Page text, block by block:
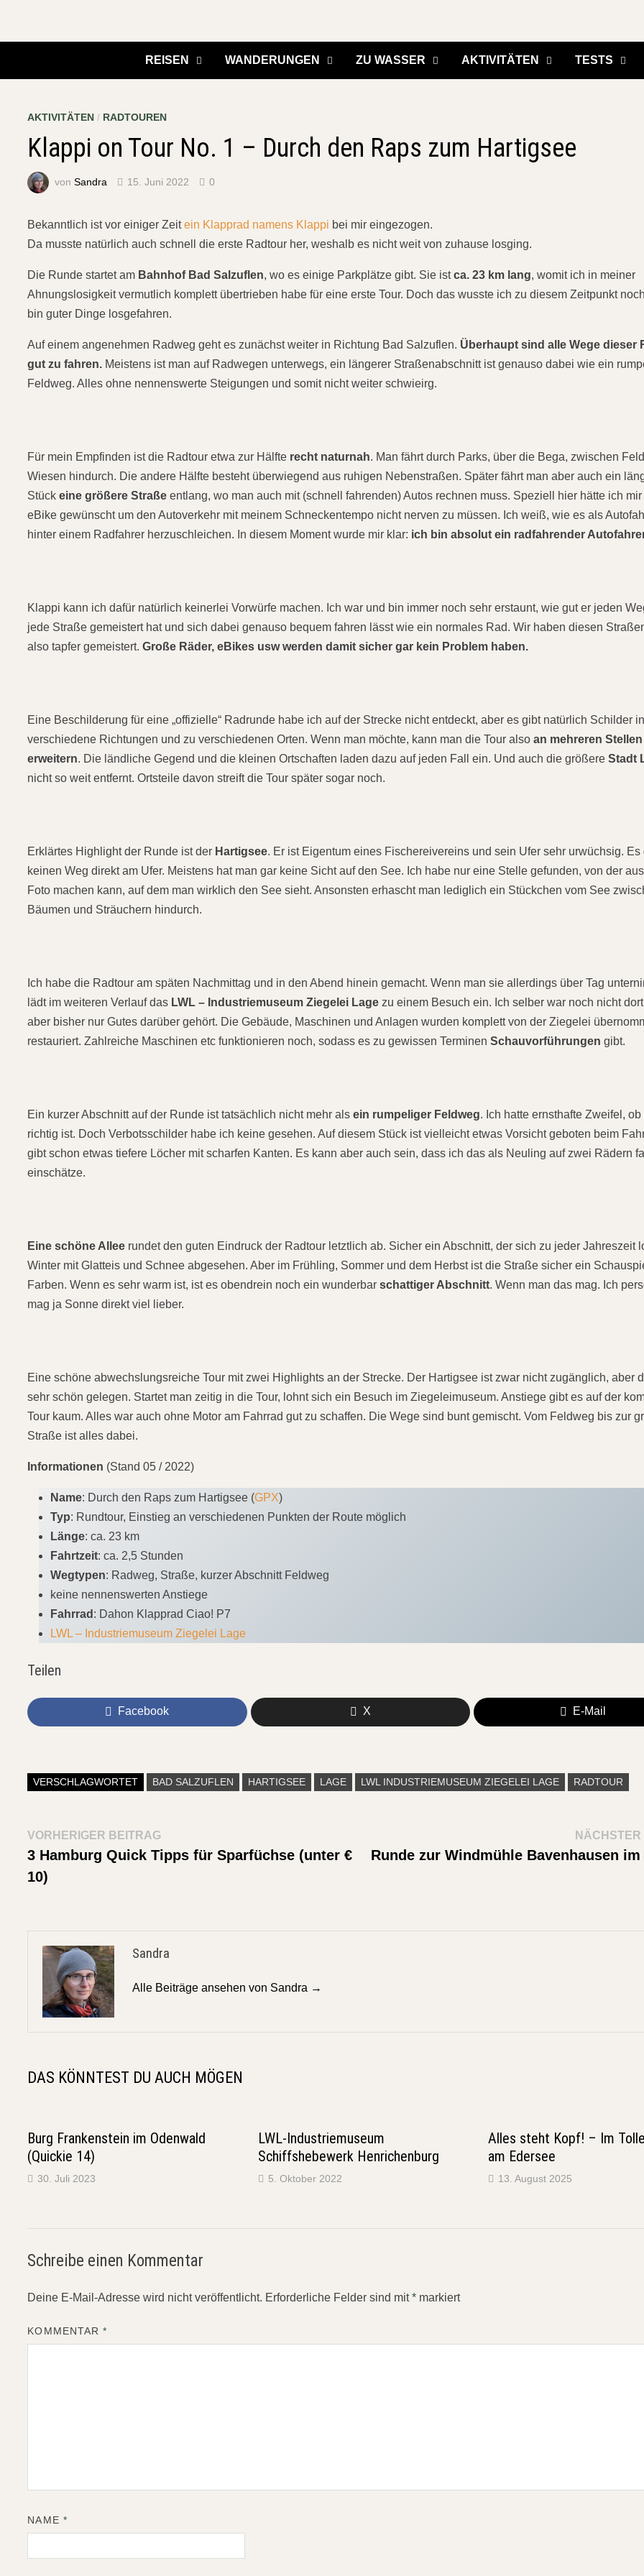
Inhalt
REISEN
WANDERUNGEN ZU WASSER AKTIVITÄTEN TESTS
AKTIVITÄTEN / RADTOUREN
Klappi on Tour No. 1 – Durch den Raps zum Hartigsee
vonSandra 15. Juni 2022 0
Bekanntlich ist vor einiger Zeitein Klapprad namens Klappi bei mir eingezogen.
Da musste natürlich auch schnell die erste Radtour her, weshalb es nicht weit von zuhause losging.
Die Runde startet am Bahnhof Bad Salzuflen, wo es einige Parkplätze gibt. Sie istca. 23 km lang, womit ich in meiner
Ahnungslosigkeit vermutlich komplett übertrieben habe für eine erste Tour. Doch das wusste ich zu diesem Zeitpunkt
bin guter Dinge losgefahren.
Auf einem angenehmen Radweg geht es zunächst weiter in Richtung Bad Salzuflen. Überhaupt sind alle Wege dieser
gut zu fahren. Meistens ist man auf Radwegen unterwegs, ein längerer Straßenabschnitt ist genauso dabei wie ein
Feldweg. Alles ohne nennenswerte Steigungen und somit nicht weiter schwieirg.
Für mein Empfinden ist die Radtour etwa zur Hälfte recht naturnah. Man fährt durch Parks, über die Bega, zwischen
Wiesen hindurch. Die andere Hälfte besteht überwiegend aus ruhigen Nebenstraßen. Später fährt man aber auch ein
Stückeine größere Straße entlang, wo man auch mit (schnell fahrenden) Autos rechnen muss. Speziell hier hätte ich
eBike gewünscht um den Autoverkehr mit meinem Schneckentempo nicht nerven zu müssen. Ich weiß, wie es als
hinter einem Radfahrer herzuschleichen. In diesem Moment wurde mir klar: ich bin absolut ein radfahrender
Klappi kann ich dafür natürlich keinerlei Vorwürfe machen. Ich war und bin immer noch sehr erstaunt, wie gut er jeden
jede Straße gemeistert hat und sich dabei genauso bequem fahren lässt wie ein normales Rad. Wir haben diesen
also tapfer gemeistert.Große Räder, eBikes usw werden damit sicher gar kein Problem haben.
Eine Beschilderung für eine „offizielle“ Radrunde habe ich auf der Strecke nicht entdeckt, aber es gibt natürlich Schilder in
verschiedene Richtungen und zu verschiedenen Orten. Wenn man möchte, kann man die Tour alsoan mehreren Stellen
erweitern. Die ländliche Gegend und die kleinen Ortschaften laden dazu auf jeden Fall ein. Und auch die größereStadt
nicht so weit entfernt. Ortsteile davon streift die Tour später sogar noch.
Erklärtes Highlight der Runde ist der Hartigsee. Er ist Eigentum eines Fischereivereins und sein Ufer sehr urwüchsig. Es
keinen Weg direkt am Ufer. Meistens hat man gar keine Sicht auf den See. Ich habe nur eine Stelle gefunden, von der
Foto machen kann, auf dem man wirklich den See sieht. Ansonsten erhascht man lediglich ein Stückchen vom See
Bäumen und Sträuchern hindurch.
Ich habe die Radtour am späten Nachmittag und in den Abend hinein gemacht. Wenn man sie allerdings über Tag
lädt im weiteren Verlauf das LWL – Industriemuseum Ziegelei Lage zu einem Besuch ein. Ich selber war noch nicht
aber bisher nur Gutes darüber gehört. Die Gebäude, Maschinen und Anlagen wurden komplett von der Ziegelei
restauriert. Zahlreiche Maschinen etc funktionieren noch, sodass es zu gewissen TerminenSchauvorführungengibt.
Ein kurzer Abschnitt auf der Runde ist tatsächlich nicht mehr alsein rumpeliger Feldweg. Ich hatte ernsthafte Zweifel,
richtig ist. Doch Verbotsschilder habe ich keine gesehen. Auf diesem Stück ist vielleicht etwas Vorsicht geboten beim
gibt schon etwas tiefere Löcher mit scharfen Kanten. Es kann aber auch sein, dass ich das als Neuling auf zwei Rädern
einschätze.
Eine schöne Allee rundet den guten Eindruck der Radtour letztlich ab. Sicher ein Abschnitt, der sich zu jeder Jahreszeit
Winter mit Glatteis und Schnee abgesehen. Aber im Frühling, Sommer und dem Herbst ist die Straße sicher ein
Farben. Wenn es sehr warm ist, ist es obendrein noch ein wunderbarschattiger Abschnitt. Wenn man das mag. Ich
mag ja Sonne direkt viel lieber.
Eine schöne abwechslungsreiche Tour mit zwei Highlights an der Strecke. Der Hartigsee ist zwar nicht zugänglich, aber
sehr schön gelegen. Startet man zeitig in die Tour, lohnt sich ein Besuch im Ziegeleimuseum. Anstiege gibt es auf der
Tour kaum. Alles war auch ohne Motor am Fahrrad gut zu schaffen. Die Wege sind bunt gemischt. Vom Feldweg bis zur
Straße ist alles dabei.
Informationen (Stand 05 / 2022)
Name: Durch den Raps zum Hartigsee (GPX)
Typ: Rundtour, Einstieg an verschiedenen Punkten der Route möglich
Länge: ca. 23 km
Fahrtzeit: ca. 2,5 Stunden
Wegtypen: Radweg, Straße, kurzer Abschnitt Feldweg
keine nennenswerten Anstiege
Fahrrad : Dahon Klapprad Ciao! P7
LWL – Industriemuseum Ziegelei Lage
Teilen
Facebook X E-Mail
VERSCHLAGWORTET BAD SALZUFLEN HARTIGSEE LAGE LWL INDUSTRIEMUSEUM ZIEGELEI LAGE RADTOUR
Beitragsnavigation
VORHERIGER BEITRAGVorheriger
Beitrag:
3 Hamburg Quick Tipps für Sparfüchse (unter €
10)
Runde zur Windmühle Bavenhausen im
Sandra
Alle Beiträge ansehen von Sandra →
DAS KÖNNTEST DU AUCH MÖGEN
Burg Frankenstein im Odenwald
(Quickie 14)
30. Juli 2023
LWL-Industriemuseum
Schiffshebewerk Henrichenburg
5. Oktober 2022
Alles steht Kopf! – Im
am Edersee
13. August 2025
Schreibe einen Kommentar
Deine E-Mail-Adresse wird nicht veröffentlicht. Erforderliche Felder sind mit* markiert
KOMMENTAR*
NAME *